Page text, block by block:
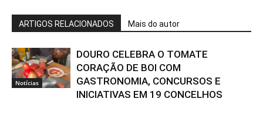
ARTIGOS RELACIONADOS Mais do autor
Notícias
DOURO CELEBRA O TOMATE
CORAÇÃO DE BOI COM
GASTRONOMIA, CONCURSOS E
INICIATIVAS EM 19 CONCELHOS